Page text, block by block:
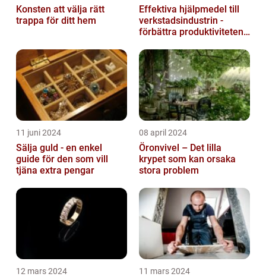
Konsten att välja rätt
trappa för ditt hem
Effektiva hjälpmedel till
verkstadsindustrin -
förbättra produktiviteten
11 juni 2024
Sälja guld - en enkel
guide för den som vill
tjäna extra pengar
08 april 2024
Öronvivel – Det lilla
krypet som kan orsaka
stora problem
12 mars 2024 11 mars 2024